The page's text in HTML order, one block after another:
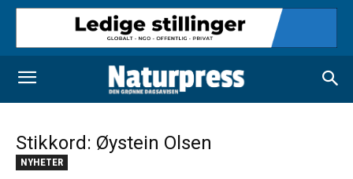
Stikkord: Øystein Olsen
NYHETER